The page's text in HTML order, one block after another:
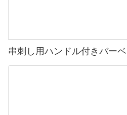
串刺し用ハンドル付きバー